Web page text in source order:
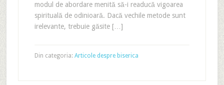
modul de abordare menită să-i readucă vigoarea
spirituală de odinioară. Dacă vechile metode sunt
irelevante, trebuie găsite […]
Din categoria: Articole despre biserica